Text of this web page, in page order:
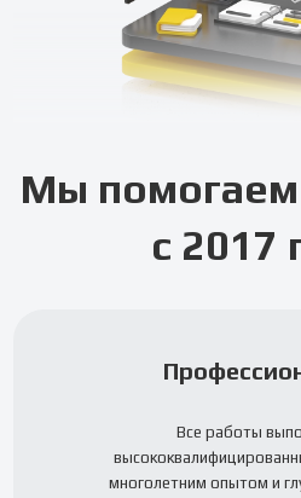
Мы помогаем
с 2017
Все работы
многолетним опытом и